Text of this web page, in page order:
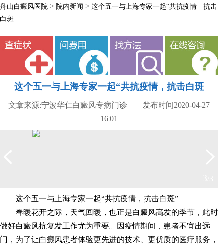
舟山白癜风医院 > 院内新闻 > 这个五一与上海专家一起“共抗疫情，抗击
白斑
这个五一与上海专家一起“共抗疫情，抗击白斑
文章来源:宁波华仁白癜风专病门诊 发布时间2020-04-27
16:01
这个五一与上海专家一起“共抗疫情，抗击白斑”
春暖花开之际，天气回暖，也正是白癜风高发的季节，此时
做好白癜风抗复发工作尤为重要。因疫情期间，患者不宜出远
门，为了让白癜风患者体验更先进的技术、更优质的医疗服务，